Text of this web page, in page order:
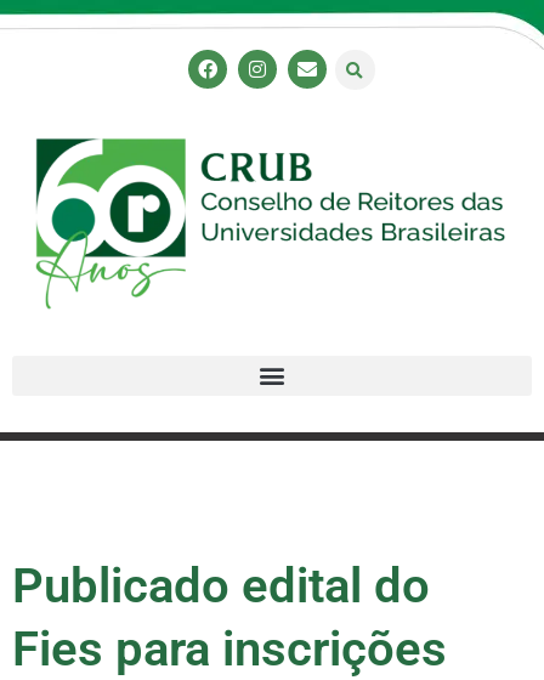
Publicado edital do
Fies para inscrições